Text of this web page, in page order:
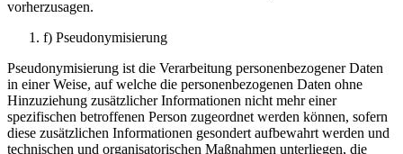
vorherzusagen.
f) Pseudonymisierung
Pseudonymisierung ist die Verarbeitung personenbezogener Daten
in einer Weise, auf welche die personenbezogenen Daten ohne
Hinzuziehung zusätzlicher Informationen nicht mehr einer
spezifischen betroffenen Person zugeordnet werden können, sofern
diese zusätzlichen Informationen gesondert aufbewahrt werden und
technischen und organisatorischen Maßnahmen unterliegen, die